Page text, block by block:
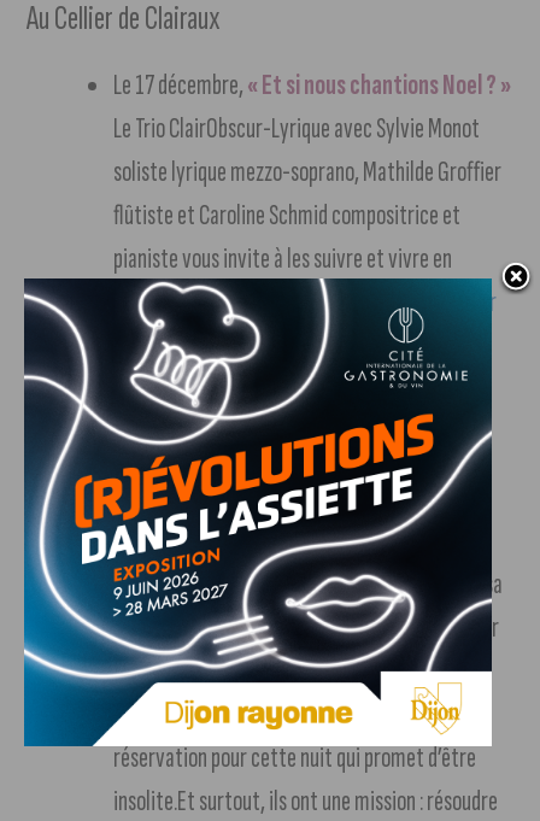
Au Cellier de Clairaux
Le 17 décembre,« Et si nous chantions Noel ? »
Le Trio ClairObscur-Lyrique avec Sylvie Monot
soliste lyrique mezzo-soprano, Mathilde Groffier
flûtiste et Caroline Schmid compositrice et
pianiste vous invite à les suivre et vivre en
musique la magie de Noël… Renseignements sur
le site clairobscur-lyrique.fr (suivre notre lien)
Au Darcy-Comédie
Du 19 au 24 décembre,« La Maison du Père
Noël ». Le saviez-vous ? Les 24 décembre,
pendant qu’il fait sa tournée, le Père Noël loue sa
maison en Laponie sur le site Airmagicbnb… Pour
une nuit extraordinaire. Miss Pivoine et Le
Professeur Latrouille s’empressent de faire une
réservation pour cette nuit qui promet d’être
insolite.Et surtout, ils ont une mission : résoudre